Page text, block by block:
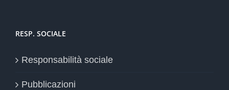
RESP. SOCIALE
Responsabilità sociale
Pubblicazioni